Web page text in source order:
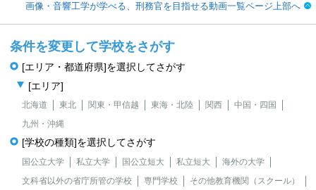
画像・音響工学が学べる、刑務官を目指せる動画一覧ページ上部へ
条件を変更して学校をさがす
[エリア・都道府県]を選択してさがす
[エリア]
北海道 東北 関東・甲信越 東海・北陸 関西
中国・四国
九州・沖縄
[学校の種類]を選択してさがす
国公立大学 私立大学 国公立短大 私立短大
海外の大学
文科省以外の省庁所管の学校
専門学校
その他教育機関（スクール）